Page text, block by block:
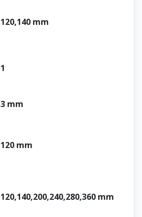
120,140 mm
1
3 mm
120 mm
120,140,200,240,280,360 mm